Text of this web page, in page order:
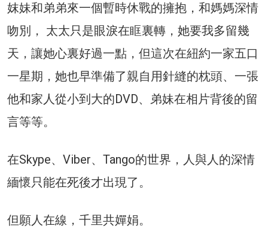
妺妹和弟弟來一個暫時休戰的擁抱，和媽媽深情
吻別， 太太只是眼淚在眶裏轉，她要我多留幾
天，讓她心裏好過一點，但這次在紐約一家五口
一星期，她也早準備了親自用針縫的枕頭、一張
他和家人從小到大的DVD、弟妹在相片背後的留
言等等。
在Skype、Viber、Tango的世界，人與人的深情
緬懷只能在死後才出現了。
但願人在線，千里共嬋娟。